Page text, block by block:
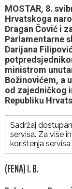
MOSTAR, 8.
Hrvatskoga
Dragan Čović i
Parlamentarne
Darijana
ministrom
Božinovićem, a
od zajedničkog
Republiku
Sadržaj dostupan
servisa. Za više
korištenja
(FENA) I. B.